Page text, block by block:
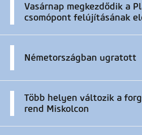
Vasárnap megkezdődik a
csomópont felújításának
Németországban ugratott
Több helyen változik a
rend Miskolcon